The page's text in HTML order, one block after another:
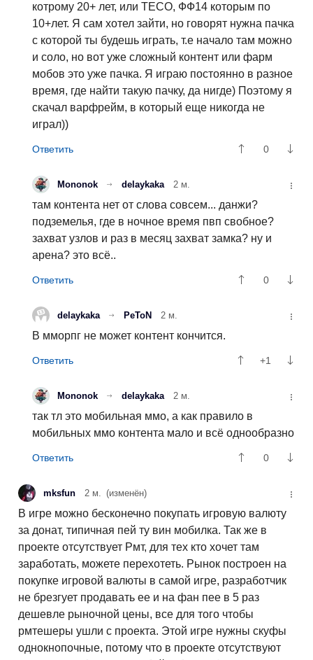
котрому 20+ лет, или ТЕСО, ФФ14 которым по
10+лет. Я сам хотел зайти, но говорят нужна пачка
с которой ты будешь играть, т.е начало там можно
и соло, но вот уже сложный контент или фарм
мобов это уже пачка. Я играю постоянно в разное
время, где найти такую пачку, да нигде) Поэтому я
скачал варфрейм, в который еще никогда не
играл))
0
Mononok delaykaka 2 м.
там контента нет от слова совсем... данжи?
подземелья, где в ночное время пвп свобное?
захват узлов и раз в месяц захват замка? ну и
арена? это всё..
0
delaykaka PeToN 2 м.
В мморпг не может контент кончится.
+1
Mononok delaykaka 2 м.
так тл это мобильная ммо, а как правило в
мобильных ммо контента мало и всё однообразно
0
mksfun 2 м. (изменён)
В игре можно бесконечно покупать игровую валюту
за донат, типичная пей ту вин мобилка. Так же в
проекте отсутствует Рмт, для тех кто хочет там
заработать, можете перехотеть. Рынок построен на
покупке игровой валюты в самой игре, разработчик
не брезгует продавать ее и на фан пее в 5 раз
дешевле рыночной цены, все для того чтобы
рмтешеры ушли с проекта. Этой игре нужны скуфы
однокнопочные, потому что в проекте отсутствуют